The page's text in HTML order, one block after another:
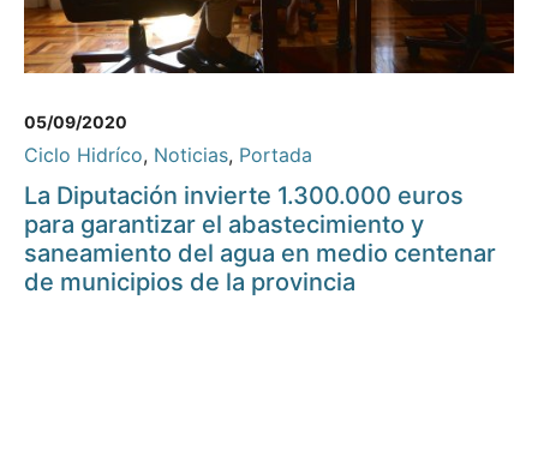
05/09/2020
Ciclo Hidríco, Noticias, Portada
La Diputación invierte 1.300.000 euros
para garantizar el abastecimiento y
saneamiento del agua en medio centenar
de municipios de la provincia